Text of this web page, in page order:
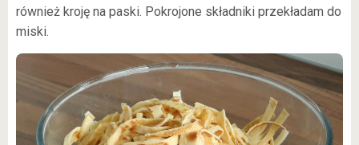
również kroję na paski. Pokrojone składniki przekładam do
miski.